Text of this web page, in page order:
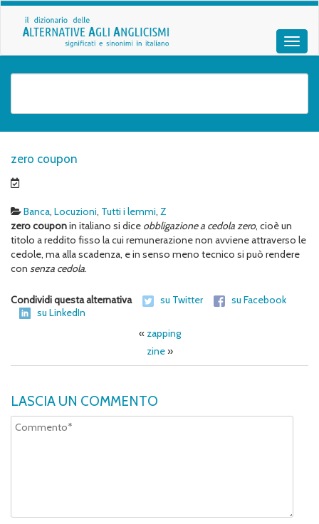
zero coupon
Banca, Locuzioni, Tutti i lemmi, Z
zero couponin italiano si dice obbligazione a cedola zero, cioè un
titolo a reddito fisso la cui remunerazione non avviene attraverso le
cedole, ma alla scadenza, e in senso meno tecnico si può rendere
con senza cedola.
Condividi questa alternativa su Twitter
su Facebook
su LinkedIn
« zapping
zine»
LASCIA UN COMMENTO